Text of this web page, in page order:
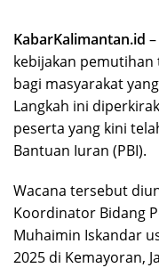
KabarKalimantan.id
kebijakan pemutihan
bagi masyarakat
Langkah ini
peserta yang kini
Bantuan Iuran (PBI).
Wacana tersebut
Koordinator Bidang
Muhaimin Iskandar
2025 di Kemayoran,